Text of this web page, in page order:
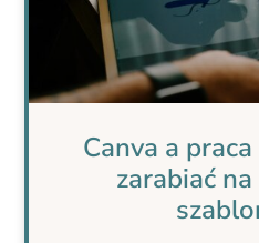
Canva a
zarabiać